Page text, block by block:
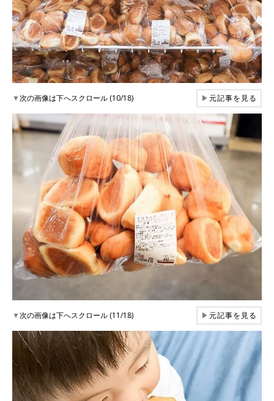
▼次の画像は下へスクロール (10/18) ▶元記事を見る
▼次の画像は下へスクロール (11/18) ▶元記事を見る